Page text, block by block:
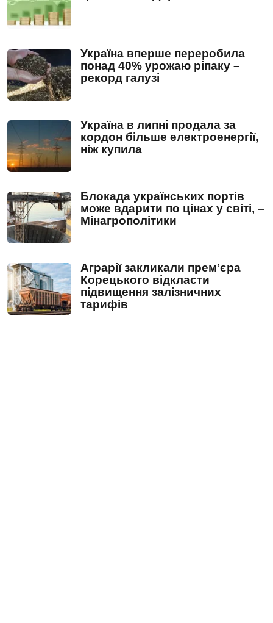
Україна вперше переробила
понад 40% урожаю ріпаку –
рекорд галузі
Україна в липні продала за
кордон більше електроенергії,
ніж купила
Блокада українських портів
може вдарити по цінах у світі, –
Мінагрополітики
Аграрії закликали прем’єра
Корецького відкласти
підвищення залізничних
тарифів